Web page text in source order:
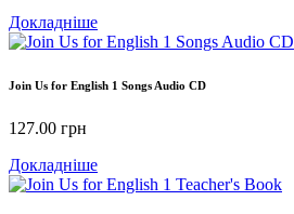
Докладніше
Join Us for English 1 Songs Audio CD
127.00 грн
Докладніше